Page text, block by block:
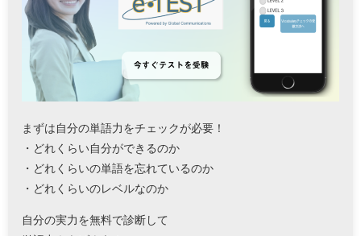
まずは自分の単語力をチェックが必要！
・どれくらい自分ができるのか
・どれくらいの単語を忘れているのか
・どれくらいのレベルなのか
自分の実力を無料で診断して